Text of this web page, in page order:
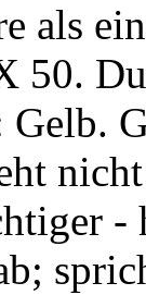
als
50.
Gelb.
-